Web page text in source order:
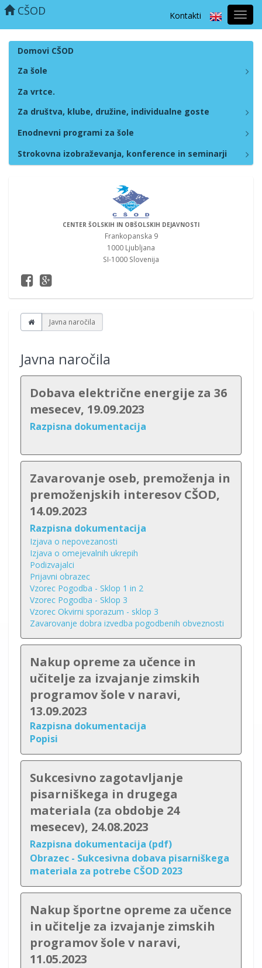
Kontakti
CŠOD
Domovi CŠOD
Za šole
Za vrtce.
Za društva, klube, družine, individualne goste
Enodnevni programi za šole
Strokovna izobraževanja, konference in seminarji
CENTER ŠOLSKIH IN OBŠOLSKIH DEJAVNOSTI
Frankopanska 9
1000 Ljubljana
SI-1000 Slovenija
Javna naročila
Javna naročila
Dobava električne energije za 36
mesecev, 19.09.2023
Razpisna dokumentacija
Zavarovanje oseb, premoženja in
premoženjskih interesov CŠOD,
14.09.2023
Razpisna dokumentacija
Izjava o nepovezanosti
Izjava o omejevalnih ukrepih
Podizvajalci
Prijavni obrazec
Vzorec Pogodba - Sklop 1 in 2
Vzorec Pogodba - Sklop 3
Vzorec Okvirni sporazum - sklop 3
Zavarovanje dobra izvedba pogodbenih obveznosti
Nakup opreme za učence in
učitelje za izvajanje zimskih
programov šole v naravi,
13.09.2023
Razpisna dokumentacija
Popisi
Sukcesivno zagotavljanje
pisarniškega in drugega
materiala (za obdobje 24
mesecev), 24.08.2023
Razpisna dokumentacija (pdf)
Obrazec - Sukcesivna dobava pisarniškega
materiala za potrebe CŠOD 2023
Nakup športne opreme za učence
in učitelje za izvajanje zimskih
programov šole v naravi,
11.05.2023